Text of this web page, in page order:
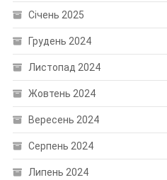
Січень 2025
Грудень 2024
Листопад 2024
Жовтень 2024
Вересень 2024
Серпень 2024
Липень 2024